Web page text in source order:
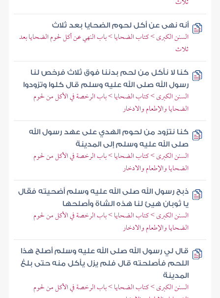
أنه نهى عن أكل لحوم الضحايا بعد ثلاث
السنن الكبرى > كتاب الضحايا > باب النهي عن أكل لحوم الضحايا بعد
ثلاث
كنا لا نأكل من لحم بدننا فوق ثلاث فرخص لنا
رسول الله صلى الله عليه وسلم قال كلوا وتزودوا
السنن الكبرى > كتاب الضحايا > باب الرخصة في الأكل من لحوم
الضحايا والإطعام والادخار
كنا نتزود من لحوم الهدي على عهد رسول الله
صلى الله عليه وسلم إلى المدينة
السنن الكبرى > كتاب الضحايا > باب الرخصة في الأكل من لحوم
الضحايا والإطعام والادخار
ذبح رسول الله صلى الله عليه وسلم أضحيته فقال
يا ثوبان هيئ لنا هذه الشاة وأصلحها
السنن الكبرى > كتاب الضحايا > باب الرخصة في الأكل من لحوم
الضحايا والإطعام والادخار
قال لي رسول الله صلى الله عليه وسلم أصلح هذا
اللحم فأصلحته قال فلم يزل يأكل منه حتى بلغ
المدينة
السنن الكبرى > كتاب الضحايا > باب الرخصة في الأكل من لحوم